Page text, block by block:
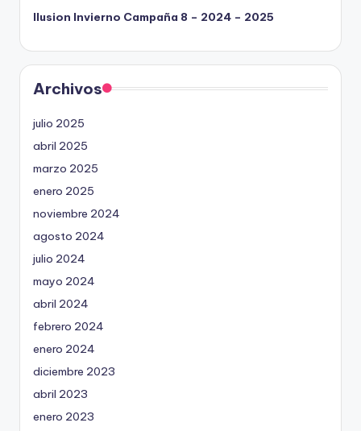
Ilusion Invierno Campaña 8 – 2024 – 2025
Archivos
julio 2025
abril 2025
marzo 2025
enero 2025
noviembre 2024
agosto 2024
julio 2024
mayo 2024
abril 2024
febrero 2024
enero 2024
diciembre 2023
abril 2023
enero 2023